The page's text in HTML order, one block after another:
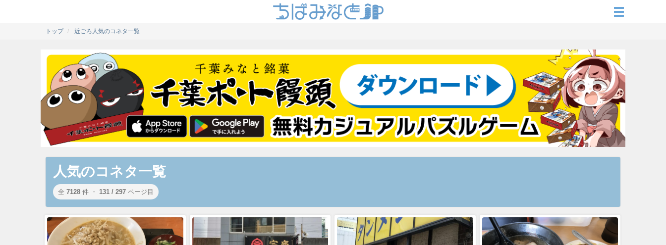
トップ 近ごろ人気のコネタ一覧
人気のコネタ一覧
全 7128 件 ・ 131 / 297 ページ目